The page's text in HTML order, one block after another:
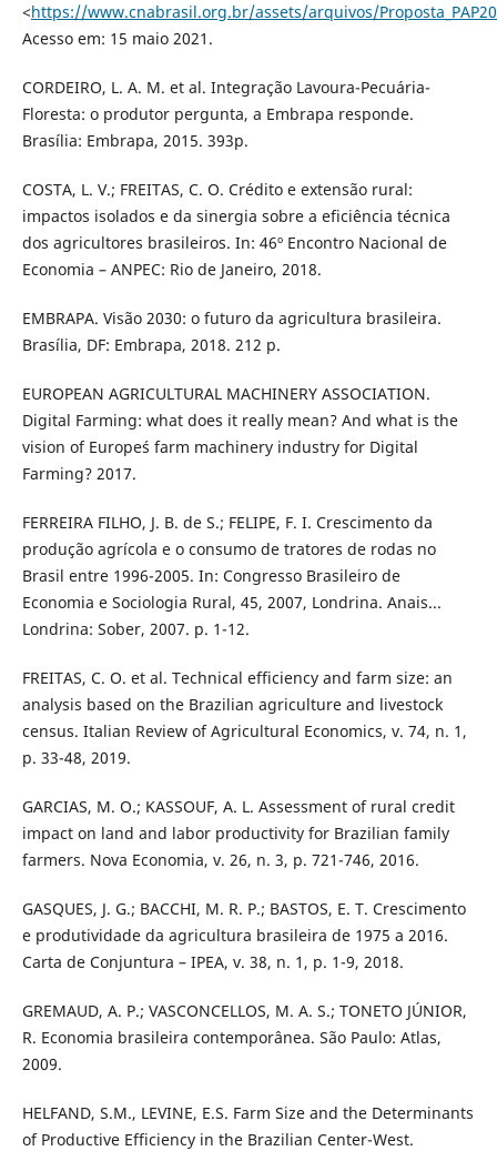
<https://www.cnabrasil.org.br/assets/arquivos/
Acesso em: 15 maio 2021.
CORDEIRO, L. A. M. et al. Integração Lavoura-Pecuária-
Floresta: o produtor pergunta, a Embrapa responde.
Brasília: Embrapa, 2015. 393p.
COSTA, L. V.; FREITAS, C. O. Crédito e extensão rural:
impactos isolados e da sinergia sobre a eficiência técnica
dos agricultores brasileiros. In: 46º Encontro Nacional de
Economia – ANPEC: Rio de Janeiro, 2018.
EMBRAPA. Visão 2030: o futuro da agricultura brasileira.
Brasília, DF: Embrapa, 2018. 212 p.
EUROPEAN AGRICULTURAL MACHINERY ASSOCIATION.
Digital Farming: what does it really mean? And what is the
vision of Europe´s farm machinery industry for Digital
Farming? 2017.
FERREIRA FILHO, J. B. de S.; FELIPE, F. I. Crescimento da
produção agrícola e o consumo de tratores de rodas no
Brasil entre 1996-2005. In: Congresso Brasileiro de
Economia e Sociologia Rural, 45, 2007, Londrina. Anais...
Londrina: Sober, 2007. p. 1-12.
FREITAS, C. O. et al. Technical efficiency and farm size: an
analysis based on the Brazilian agriculture and livestock
census. Italian Review of Agricultural Economics, v. 74, n. 1,
p. 33-48, 2019.
GARCIAS, M. O.; KASSOUF, A. L. Assessment of rural credit
impact on land and labor productivity for Brazilian family
farmers. Nova Economia, v. 26, n. 3, p. 721-746, 2016.
GASQUES, J. G.; BACCHI, M. R. P.; BASTOS, E. T. Crescimento
e produtividade da agricultura brasileira de 1975 a 2016.
Carta de Conjuntura – IPEA, v. 38, n. 1, p. 1-9, 2018.
GREMAUD, A. P.; VASCONCELLOS, M. A. S.; TONETO JÚNIOR,
R. Economia brasileira contemporânea. São Paulo: Atlas,
2009.
HELFAND, S.M., LEVINE, E.S. Farm Size and the Determinants
of Productive Efficiency in the Brazilian Center-West.